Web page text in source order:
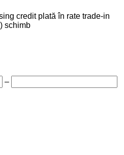
credit plată în rate trade-in
schimb
–